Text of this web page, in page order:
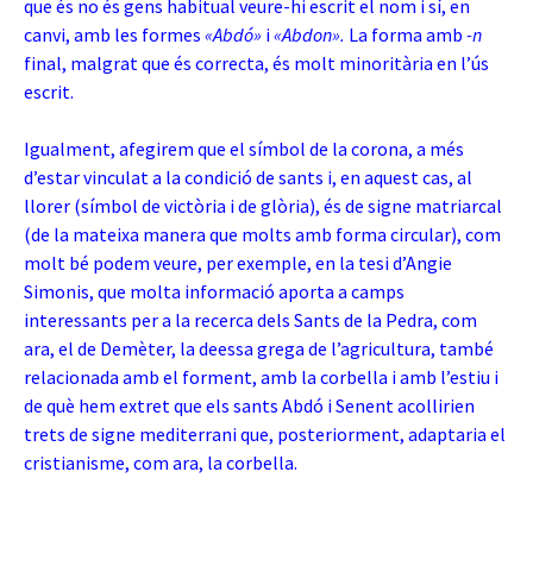
que és no és gens habitual veure-hi escrit el nom i sí, en
canvi, amb les formes «Abdó» i«Abdon». La forma amb -n
final, malgrat que és correcta, és molt minoritària en l’ús
escrit.
Igualment, afegirem que el símbol de la corona, a més
d’estar vinculat a la condició de sants i, en aquest cas, al
llorer (símbol de victòria i de glòria), és de signe matriarcal
(de la mateixa manera que molts amb forma circular), com
molt bé podem veure, per exemple, en la tesi d’Angie
Simonis, que molta informació aporta a camps
interessants per a la recerca dels Sants de la Pedra, com
ara, el de Demèter, la deessa grega de l’agricultura, també
relacionada amb el forment, amb la corbella i amb l’estiu i
de què hem extret que els sants Abdó i Senent acollirien
trets de signe mediterrani que, posteriorment, adaptaria el
cristianisme, com ara, la corbella.